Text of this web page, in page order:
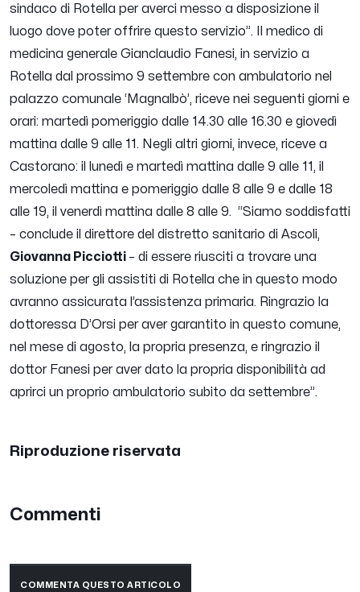
sindaco di Rotella per averci messo a disposizione il
luogo dove poter offrire questo servizio”. Il medico di
medicina generale Gianclaudio Fanesi, in servizio a
Rotella dal prossimo 9 settembre con ambulatorio nel
palazzo comunale ‘Magnalbò’, riceve nei seguenti giorni e
orari: martedì pomeriggio dalle 14.30 alle 16.30 e giovedì
mattina dalle 9 alle 11. Negli altri giorni, invece, riceve a
Castorano: il lunedì e martedì mattina dalle 9 alle 11, il
mercoledì mattina e pomeriggio dalle 8 alle 9 e dalle 18
alle 19, il venerdì mattina dalle 8 alle 9. “Siamo soddisfatti
– conclude il direttore del distretto sanitario di Ascoli,
Giovanna Picciotti – di essere riusciti a trovare una
soluzione per gli assistiti di Rotella che in questo modo
avranno assicurata l’assistenza primaria. Ringrazio la
dottoressa D’Orsi per aver garantito in questo comune,
nel mese di agosto, la propria presenza, e ringrazio il
dottor Fanesi per aver dato la propria disponibilità ad
aprirci un proprio ambulatorio subito da settembre”.
Riproduzione riservata
Commenti
COMMENTA QUESTO ARTICOLO